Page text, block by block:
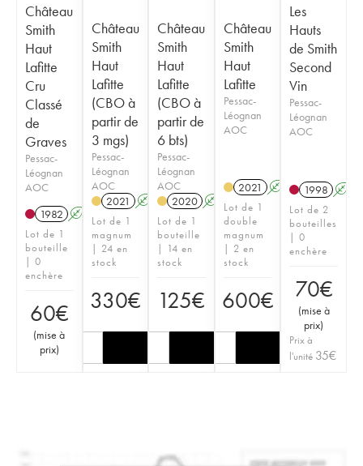
Château
Smith
Haut
Lafitte
Cru
Classé
de
Graves
Pessac-
Léognan
AOC
1982 A
Lot de 1
bouteille
| 0
enchère
60€
(mise à
prix)
Château
Smith
Haut
Lafitte
(CBO à
partir de
3 mgs)
Pessac-
Léognan
AOC
2021 A T
Lot de 1
magnum
| 24 en
stock
330€
Château
Smith
Haut
Lafitte
(CBO à
partir de
6 bts)
Pessac-
Léognan
AOC
2020 A T
Lot de 1
bouteille
| 14 en
stock
125€
Château
Smith
Haut
Lafitte
Pessac-
Léognan
AOC
2021 A T
Lot de 1
double
magnum
| 2 en
stock
600€
Les
Hauts
de Smith
Second
Vin
Pessac-
Léognan
AOC
1998 A
Lot de 2
bouteilles
| 0
enchère
70€
(mise à
prix)
Prix à
l'unité 35€